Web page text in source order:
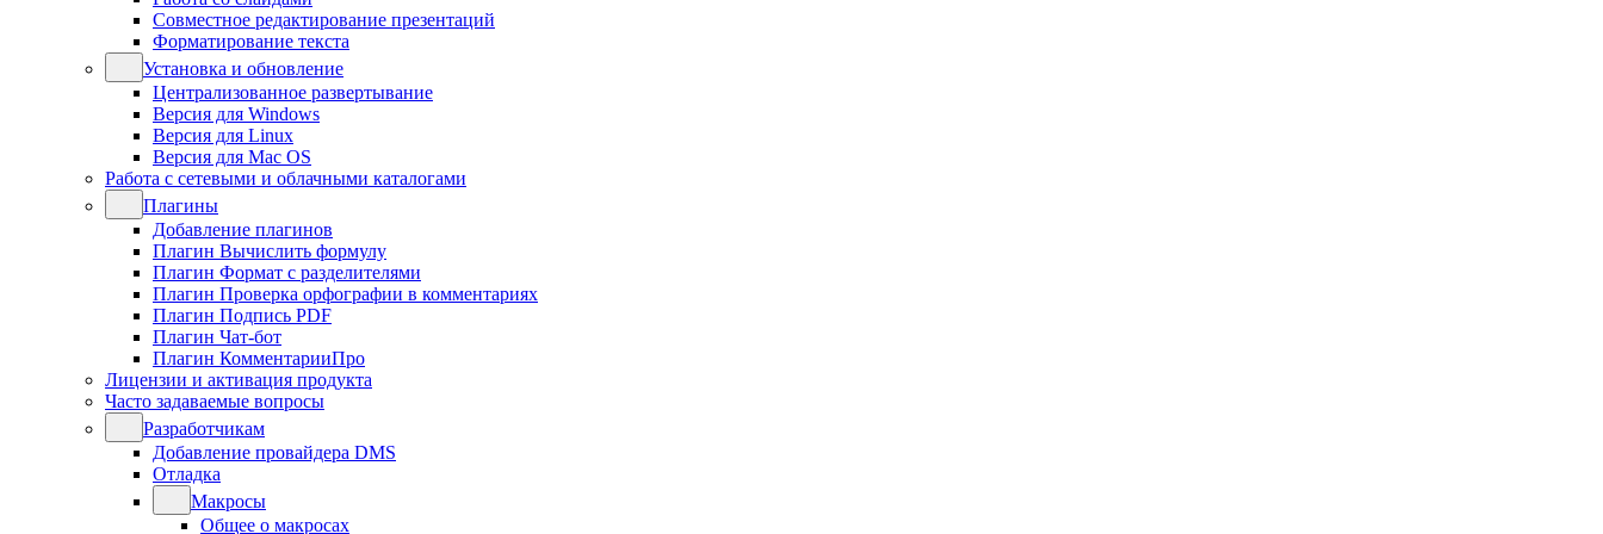
Совместное редактирование презентаций
Форматирование текста
Установка и обновление
Централизованное развертывание
Версия для Windows
Версия для Linux
Версия для Mac OS
Работа с сетевыми и облачными каталогами
Плагины
Добавление плагинов
Плагин Вычислить формулу
Плагин Формат с разделителями
Плагин Проверка орфографии в комментариях
Плагин Подпись PDF
Плагин Чат-бот
Плагин КомментарииПро
Лицензии и активация продукта
Часто задаваемые вопросы
Разработчикам
Добавление провайдера DMS
Отладка
Макросы
Общее о макросах